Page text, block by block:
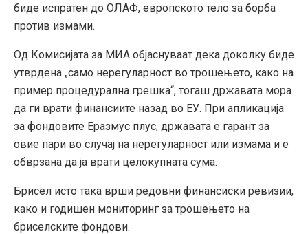
биде испратен до ОЛАФ, европското тело за борба
против измами.
Од Комисијата за МИА објаснуваат дека доколку биде
утврдена „само нерегуларност во трошењето, како на
пример процедурална грешка“, тогаш државата мора
да ги врати финансиите назад во ЕУ. При апликација
за фондовите Еразмус плус, државата е гарант за
овие пари во случај на нерегуларност или измама и е
обврзана да ја врати целокупната сума.
Брисел исто така врши редовни финансиски ревизии,
како и годишен мониторинг за трошењето на
бриселските фондови.